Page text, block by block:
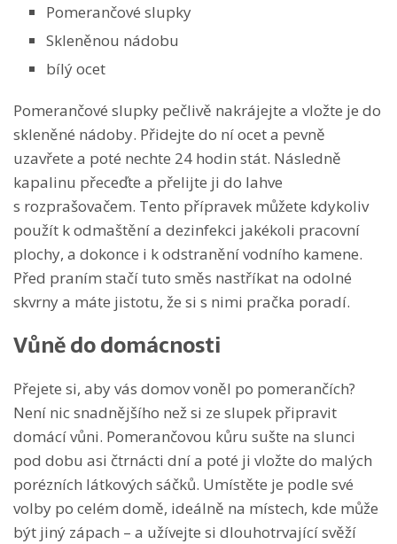
Pomerančové slupky
Skleněnou nádobu
bílý ocet
Pomerančové slupky pečlivě nakrájejte a vložte je do
skleněné nádoby. Přidejte do ní ocet a pevně
uzavřete a poté nechte 24 hodin stát. Následně
kapalinu přeceďte a přelijte ji do lahve
s rozprašovačem. Tento přípravek můžete kdykoliv
použít k odmaštění a dezinfekci jakékoli pracovní
plochy, a dokonce i k odstranění vodního kamene.
Před praním stačí tuto směs nastříkat na odolné
skvrny a máte jistotu, že si s nimi pračka poradí.
Vůně do domácnosti
Přejete si, aby vás domov voněl po pomerančích?
Není nic snadnějšího než si ze slupek připravit
domácí vůni. Pomerančovou kůru sušte na slunci
pod dobu asi čtrnácti dní a poté ji vložte do malých
porézních látkových sáčků. Umístěte je podle své
volby po celém domě, ideálně na místech, kde může
být jiný zápach – a užívejte si dlouhotrvající svěží